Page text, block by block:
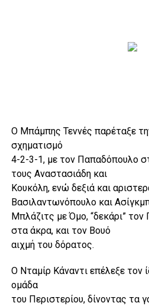
Ο Μπάμπης Τεννές παρέταξε
σχηματισμό
4-2-3-1, με τον Παπαδόπουλο
τους Αναστασιάδη και
Κουκόλη, ενώ δεξιά και
Βασιλαντωνόπουλο και
Μπλάζιτς με Όμο, “δεκάρι”
στα άκρα, και τον Βουό
αιχμή του δόρατος.
Ο Νταμίρ Κάναντι επέλεξε τον
ομάδα
του Περιστερίου, δίνοντας τα